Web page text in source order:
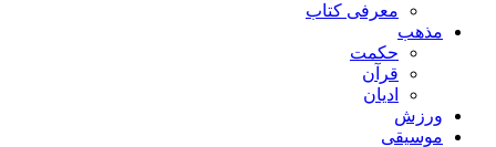
معرفی کتاب
مذهب
حکمت
قرآن
ادیان
ورزش
موسیقی